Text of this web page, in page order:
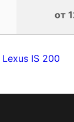
от
IS 200